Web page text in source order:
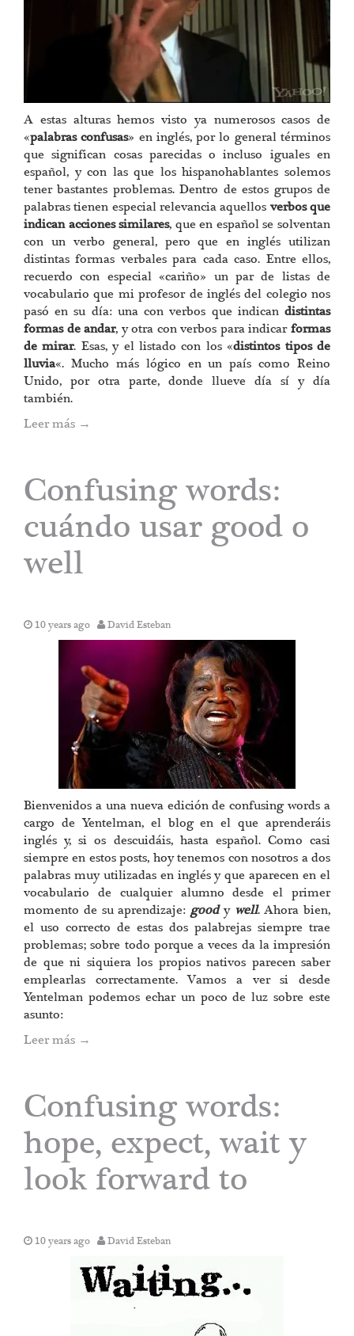
A estas alturas hemos visto ya numerosos casos de
«palabras confusas» en inglés, por lo general términos
que significan cosas parecidas o incluso iguales en
español, y con las que los hispanohablantes solemos
tener bastantes problemas. Dentro de estos grupos de
palabras tienen especial relevancia aquellos verbos que
indican acciones similares, que en español se solventan
con un verbo general, pero que en inglés utilizan
distintas formas verbales para cada caso. Entre ellos,
recuerdo con especial «cariño» un par de listas de
vocabulario que mi profesor de inglés del colegio nos
pasó en su día: una con verbos que indican distintas
formas de andar, y otra con verbos para indicarformas
de mirar. Esas, y el listado con los «distintos tipos de
lluvia«. Mucho más lógico en un país como Reino
Unido, por otra parte, donde llueve día sí y día
también.
Leer más →
Confusing words:
cuándo usar good o
well
10 years ago David Esteban
Bienvenidos a una nueva edición de confusing words a
cargo de Yentelman, el blog en el que aprenderáis
inglés y, si os descuidáis, hasta español. Como casi
siempre en estos posts, hoy tenemos con nosotros a dos
palabras muy utilizadas en inglés y que aparecen en el
vocabulario de cualquier alumno desde el primer
momento de su aprendizaje:good y well. Ahora bien,
el uso correcto de estas dos palabrejas siempre trae
problemas; sobre todo porque a veces da la impresión
de que ni siquiera los propios nativos parecen saber
emplearlas correctamente. Vamos a ver si desde
Yentelman podemos echar un poco de luz sobre este
asunto:
Leer más →
Confusing words:
hope, expect, wait y
look forward to
10 years ago David Esteban